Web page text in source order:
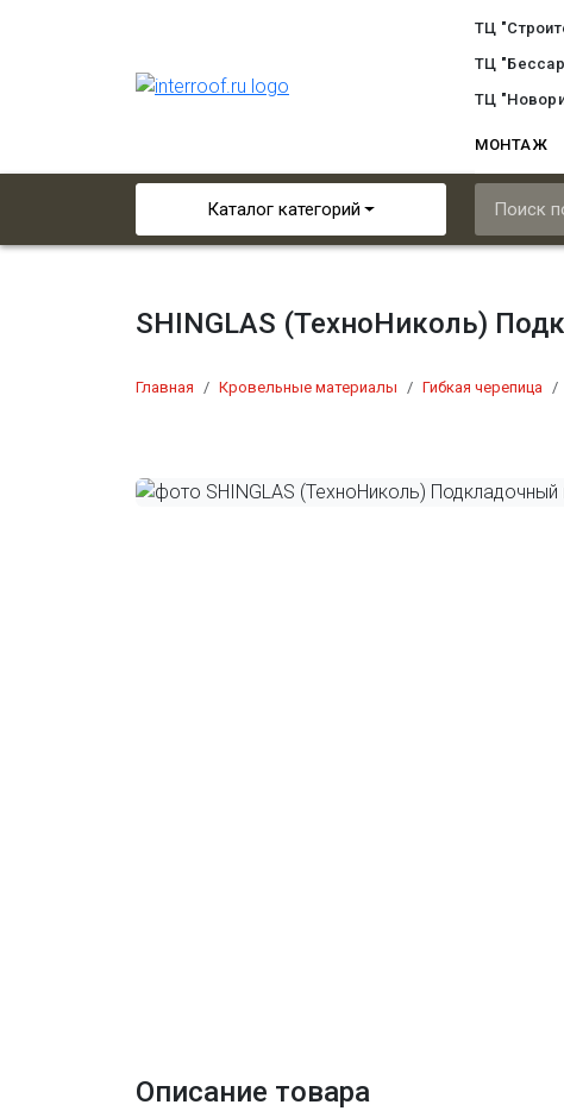
ТЦ
ТЦ
ТЦ
МОНТАЖ
Каталог категорий
SHINGLAS (ТехноНиколь)
Главная Кровельные материалы Гибкая черепица
Описание товара